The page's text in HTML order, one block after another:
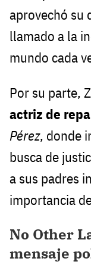
aprovechó su
llamado a la
mundo cada
Por su parte,
actriz de
Pérez, donde
busca de
a sus padres
importancia
No Other
mensaje